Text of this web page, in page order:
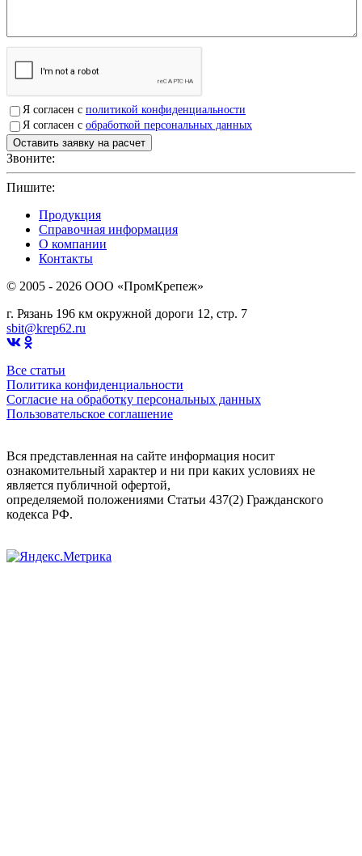
Я согласен с политикой конфиденциальности
Я согласен с обработкой персональных данных
Звоните:
Пишите:
Продукция
Справочная информация
О компании
Контакты
© 2005 - 2026 OOO «ПромКрепеж»
г. Рязань 196 км окружной дороги 12, стр. 7
sbit@krep62.ru
Все статьи
Политика конфиденциальности
Согласие на обработку персональных данных
Пользовательское соглашение
Вся представленная на сайте информация носит
ознакомительный характер и ни при каких условиях не
является публичной офертой,
определяемой положениями Статьи 437(2) Гражданского
кодекса РФ.